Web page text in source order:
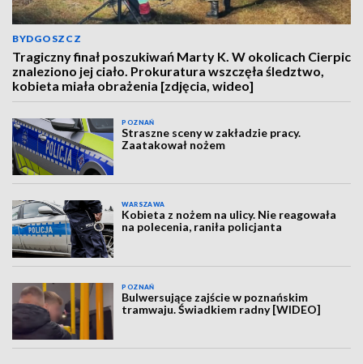
BYDGOSZCZ
Tragiczny finał poszukiwań Marty K. W okolicach Cierpic
znaleziono jej ciało. Prokuratura wszczęła śledztwo,
kobieta miała obrażenia [zdjęcia, wideo]
POZNAŃ
Straszne sceny w zakładzie pracy.
Zaatakował nożem
WARSZAWA
Kobieta z nożem na ulicy. Nie reagowała
na polecenia, raniła policjanta
POZNAŃ
Bulwersujące zajście w poznańskim
tramwaju. Świadkiem radny [WIDEO]